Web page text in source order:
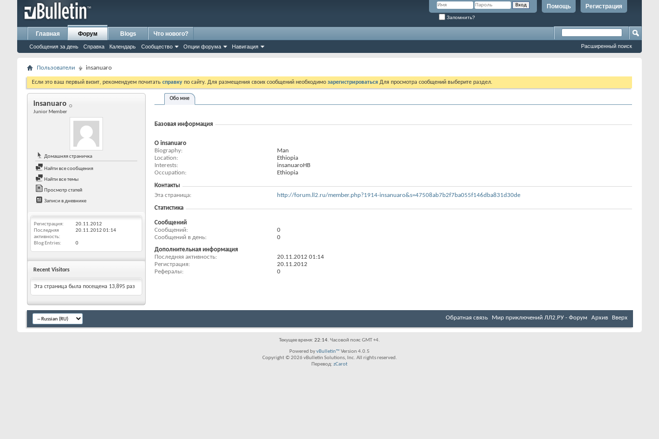
Регистрация
Помощь
Запомнить?
Главная Форум
Сообщения за день Справка Календарь Сообщество Опции форума Навигация
Blogs Что нового?
Расширенный поиск
Пользователи insanuaro
Если это ваш первый визит, рекомендуем почитать справку по сайту. Для размещения своих сообщений необходимо зарегистрироваться Для просмотра сообщений выберите раздел.
insanuaro
Junior Member
Домашняя страничка
Найти все сообщения
Найти все темы
Просмотр статей
Записи в дневнике
Регистрация
20.11.2012
Последняя
активность
20.11.2012 01:14
Blog Entries 0
Recent Visitors
Эта страница была посещена 13,895 раз
Обо мне
Базовая информация
О insanuaro
Biography
Man
Location
Ethiopia
Interests
insanuaroHB
Occupation
Ethiopia
Контакты
Эта страница
http://forum.ll2.ru/member.php?1914-insanuaro&s=47508ab7b2f7ba055f146dba831d30de
Статистика
Сообщений
Сообщений
0
Сообщений в день
0
Дополнительная информация
Последняя активность
20.11.2012 01:14
Регистрация
20.11.2012
Рефералы
0
Обратная связь Мир приключений ЛЛ2.РУ - Форум Архив Вверх
Текущее время: 22:14. Часовой пояс GMT +4.
Powered byvBulletin™ Version 4.0.5
Copyright © 2026 vBulletin Solutions, Inc. All rights reserved.
Перевод: zCarot